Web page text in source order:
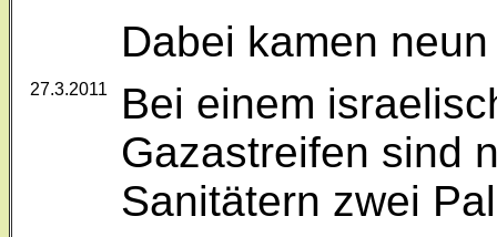
Dabei kamen
27.3.2011
Bei einem
Gazastreifen sind
Sanitätern zwei